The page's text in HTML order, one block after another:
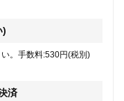
)
。手数料:530円(税別)
済